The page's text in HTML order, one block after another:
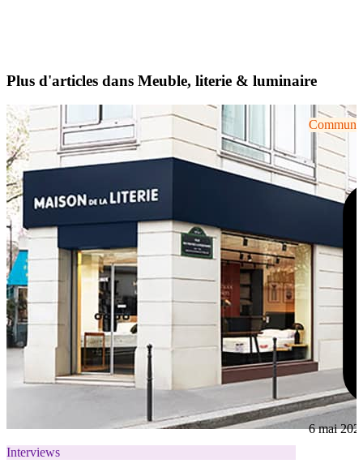
Plus d'articles dans Meuble, literie & luminaire
Interviews
6 mai